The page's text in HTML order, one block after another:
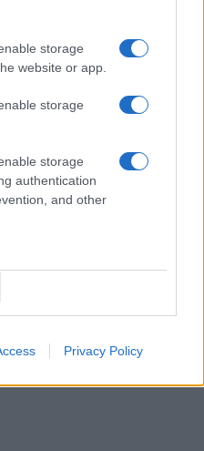
storage
website or app.
storage
storage
authentication
and other
Privacy Policy
a Hapoel Tel-